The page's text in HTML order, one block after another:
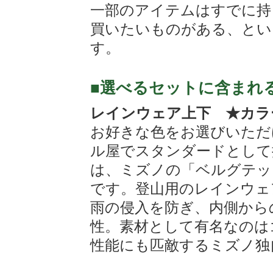
一部のアイテムはすでに
買いたいものがある、と
す。
■選べるセットに含まれ
レインウェア上下 ★カラ
お好きな色をお選びいた
ル屋でスタンダードとし
は、ミズノの「ベルグテ
です。登山用のレインウ
雨の侵入を防ぎ、内側か
性。素材として有名なの
性能にも匹敵するミズノ